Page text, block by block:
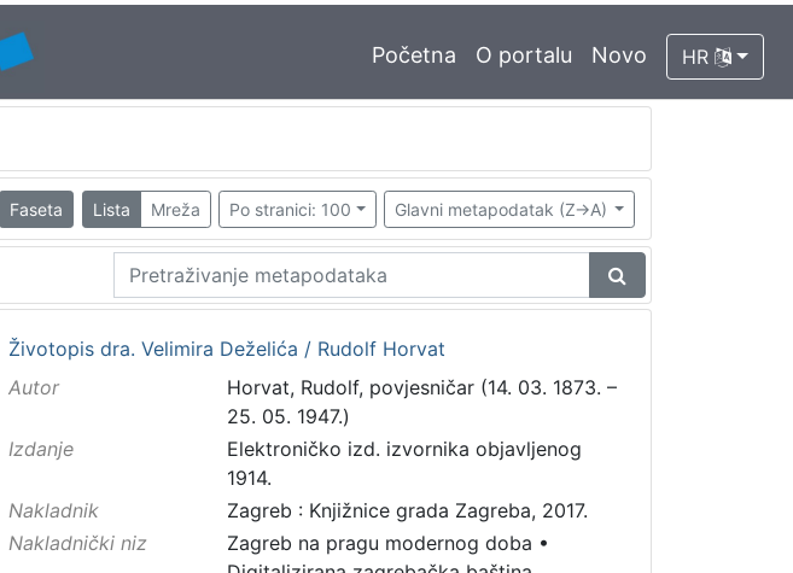
Početna O portalu Novo HR
Faseta Lista Mreža Po stranici: 100 Glavni metapodatak (Z->A)
Životopis dra. Velimira Deželića / Rudolf Horvat
Autor
Horvat, Rudolf, povjesničar (14. 03. 1873. –
25. 05. 1947.)
Izdanje
Elektroničko izd. izvornika objavljenog
1914.
Nakladnik
Zagreb : Knjižnice grada Zagreba, 2017.
Nakladnički niz
Zagreb na pragu modernog doba •